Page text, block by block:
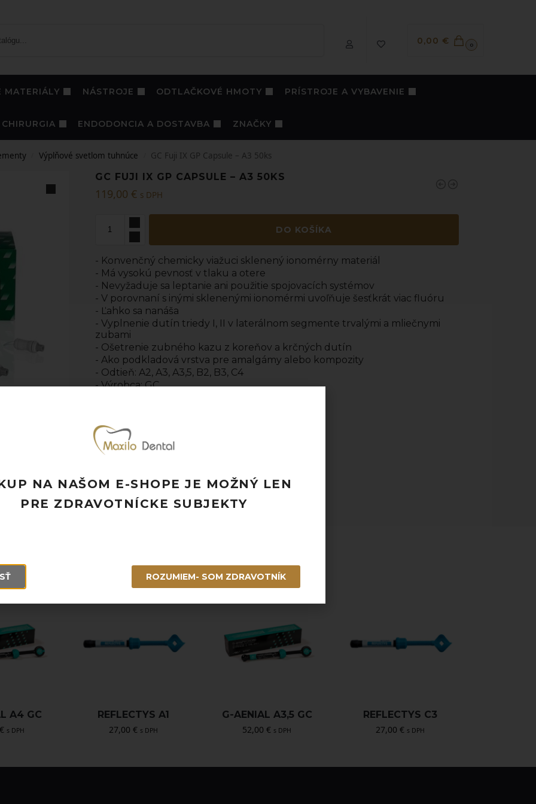
0,00 € 0
MATERIÁLY NÁSTROJE ODTLAČKOVÉ HMOTY PRÍSTROJE A VYBAVENIE
CHIRURGIA ENDODONCIA A DOSTAVBA ZNAČKY
Výplňové svetlom tuhnúce GC Fuji IX GP Capsule – A3 50ks
GC FUJI IX GP CAPSULE – A3 50KS
119,00 € s DPH
DO KOŠÍKA
- Konvenčný chemicky viažuci sklenený ionomérny materiál
- Má vysokú pevnosť v tlaku a otere
- Nevyžaduje sa leptanie ani použitie spojovacích systémov
- V porovnaní s inými sklenenými ionomérmi uvoľňuje šesťkrát viac fluóru
- Ľahko sa nanáša
- Vyplnenie dutín triedy I, II v laterálnom segmente trvalými a mliečnymi
zubami
- Ošetrenie zubného kazu z koreňov a krčných dutín
- Ako podkladová vrstva pre amalgámy alebo kompozity
- Odtieň: A2, A3, A3,5, B2, B3, C4
- Výrobca: GC
Pridať k obľúbeným
Potrebujete poradiť? Neváhajte nás kontaktovať.
A4 GC
€ s DPH
REFLECTYS A1
27,00€ s DPH
G-AENIAL A3,5 GC
52,00€ s DPH
REFLECTYS C3
27,00€ s DPH
NA NAŠOM E-SHOPE JE MOŽNÝ LEN
PRE ZDRAVOTNÍCKE SUBJEKTY
ROZUMIEM- SOM ZDRAVOTNÍK